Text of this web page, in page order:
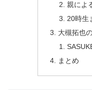
親によ
20時生
大槻拓也
まとめ